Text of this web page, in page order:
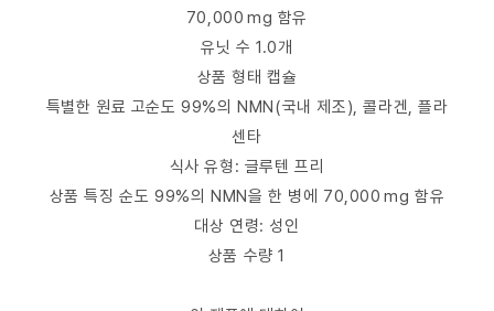
70,000 mg 함유
유닛 수 1.0개
상품 형태 캡슐
특별한 원료 고순도 99%의 NMN(국내 제조), 콜라겐, 플라
센타
식사 유형: 글루텐 프리
상품 특징 순도 99%의 NMN을 한 병에 70,000 mg 함유
대상 연령: 성인
상품 수량 1